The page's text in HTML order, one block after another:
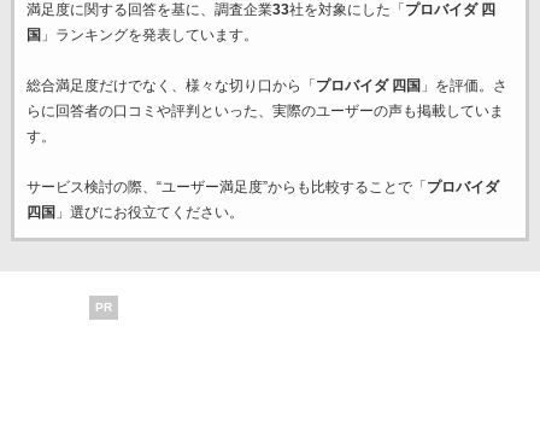
満足度に関する回答を基に、調査企業33社を対象にした「 プロバイダ 四
国 」ランキングを発表しています。
総合満足度だけでなく、様々な切り口から「 プロバイダ 四国 」を評価。さ
らに回答者の口コミや評判といった、実際のユーザーの声も掲載していま
す。
サービス検討の際、“ユーザー満足度”からも比較することで「 プロバイダ
四国 」選びにお役立てください。
PR